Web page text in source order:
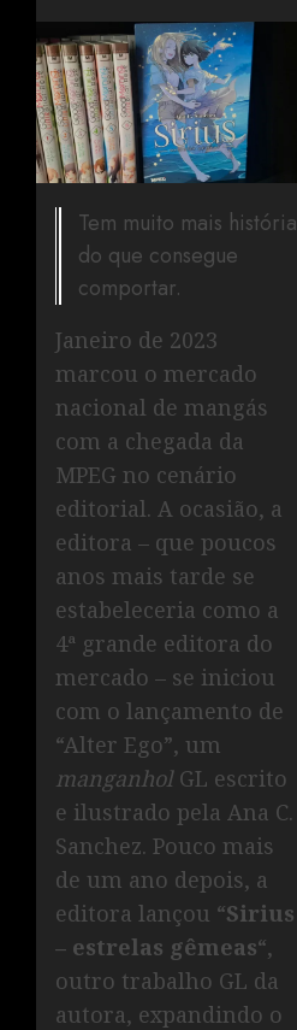
Tem muito mais história
do que consegue
comportar.
Janeiro de 2023
marcou o mercado
nacional de mangás
com a chegada da
MPEG no cenário
editorial. A ocasião, a
editora – que poucos
anos mais tarde se
estabeleceria como a
4ª grande editora do
mercado – se iniciou
com o lançamento de
“Alter Ego”, um
manganhol GL escrito
e ilustrado pela Ana C.
Sanchez. Pouco mais
de um ano depois, a
editora lançou “Sirius
– estrelas gêmeas“,
outro trabalho GL da
autora, expandindo o